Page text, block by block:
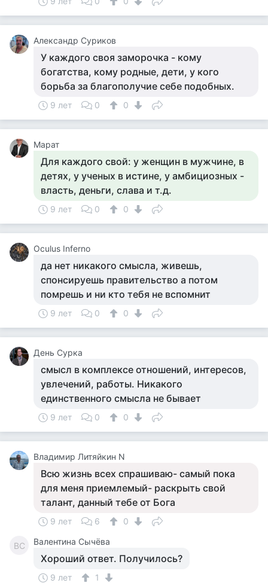
Александр Суриков
У каждого своя заморочка - кому
богатства, кому родные, дети, у кого
борьба за благополучие себе подобных.
9 лет 0 0
Марат
Для каждого свой: у женщин в мужчине, в
детях, у ученых в истине, у амбициозных -
власть, деньги, слава и т.д.
9 лет 0 0
Оculus Inferno
да нет никакого смысла, живешь,
спонсируешь правительство а потом
помрешь и ни кто тебя не вспомнит
9 лет 0 0
День Сурка
смысл в комплексе отношений, интересов,
увлечений, работы. Никакого
единственного смысла не бывает
9 лет 0 0
Владимир Литяйкин N
Всю жизнь всех спрашиваю- самый пока
для меня приемлемый- раскрыть свой
талант, данный тебе от Бога
9 лет 6 0
ВС Валентина Сычёва
Хороший ответ. Получилось?
9 лет
1